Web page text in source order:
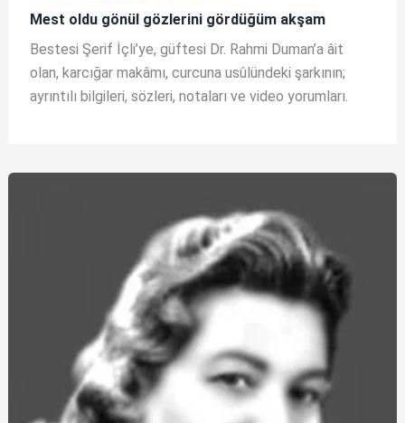
Mest oldu gönül gözlerini gördüğüm akşam
Bestesi Şerif İçli’ye, güftesi Dr. Rahmi Duman’a âit
olan, karcığar makâmı, curcuna usûlündeki şarkının;
ayrıntılı bilgileri, sözleri, notaları ve video yorumları.